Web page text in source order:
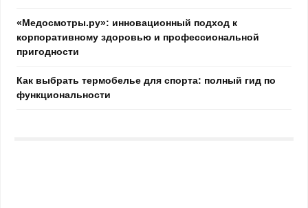
«Медосмотры.ру»: инновационный подход к
корпоративному здоровью и профессиональной
пригодности
Как выбрать термобелье для спорта: полный гид по
функциональности